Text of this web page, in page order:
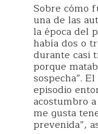
Sobre cómo
una de las
la época del
había dos o
durante casi
porque
sospecha”.
episodio
acostumbro
me gusta
prevenida”,